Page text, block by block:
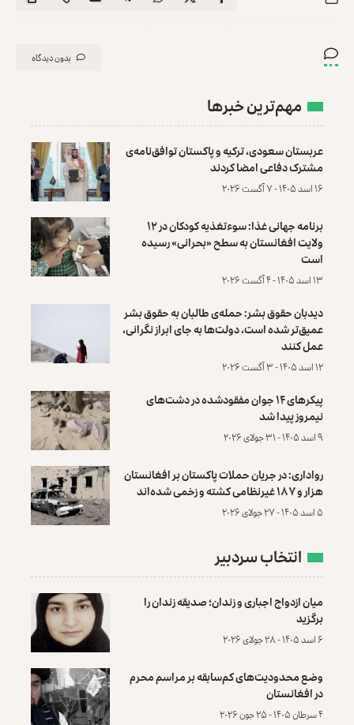
بدون دیدگاه
مهم‌ترین خبرها
عربستان سعودی، ترکیه و پاکستان توافق‌نامه‌ی
مشترک دفاعی امضا کردند
۱۶ اسد ۱۴۰۵ - ۷ آگست ۲۰۲۶
برنامه جهانی غذا: سوءتغذیه کودکان در ۱۲
ولایت افغانستان به سطح «بحرانی» رسیده
است
۱۳ اسد ۱۴۰۵ - ۴ آگست ۲۰۲۶
دیدبان حقوق بشر: حمله‌ی طالبان به حقوق بشر
عمیق‌تر شده است، دولت‌ها به جای ابراز نگرانی،
عمل کنند
۱۲ اسد ۱۴۰۵ - ۳ آگست ۲۰۲۶
پیکرهای ۱۴ جوان مفقودشده در دشت‌های
نیمروز پیدا شد
۹ اسد ۱۴۰۵ - ۳۱ جولای ۲۰۲۶
رواداری: در جریان حملات پاکستان بر افغانستان
هزار و ۱۸۷ غیرنظامی کشته و زخمی شده‌اند
۵ اسد ۱۴۰۵ - ۲۷ جولای ۲۰۲۶
انتخاب سردبیر
میان ازدواج اجباری و زندان؛ صدیقه زندان را
برگزید
۶ اسد ۱۴۰۵ - ۲۸ جولای ۲۰۲۶
وضع محدودیت‌های کم‌سابقه بر مراسم محرم
در افغانستان
۴ سرطان ۱۴۰۵ - ۲۵ جون ۲۰۲۶